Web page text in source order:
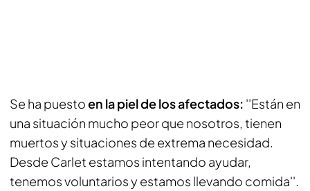
Se ha puestoen la piel de los afectados: ''Están en
una situación mucho peor que nosotros, tienen
muertos y situaciones de extrema necesidad.
Desde Carlet estamos intentando ayudar,
tenemos voluntarios y estamos llevando comida''.